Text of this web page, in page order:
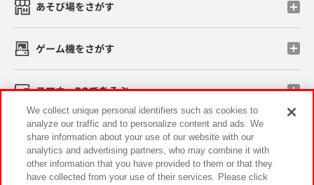
あそび場をさがす
ゲーム機をさがす
スマホ・PCであそぶ
イベント・キャンペーン
We collect unique personal identifiers such as cookies to
analyze our traffic and to personalize content and ads. We
share information about your use of our website with our
analytics and advertising partners, who may combine it with
other information that you have provided to them or that they
have collected from your use of their services. Please click